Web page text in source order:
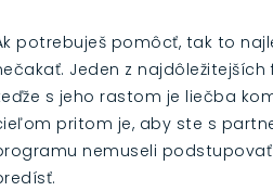
potrebuješ pomôcť, tak to
Jeden z
s jeho rastom je liečba
pritom je, aby ste s
nemuseli